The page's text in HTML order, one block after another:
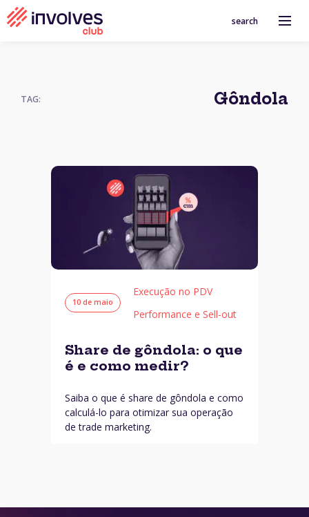
search
TAG: Gôndola
10 de maio
Execução no PDV
Performance e Sell-out
Share de gôndola: o que
é e como medir?
Saiba o que é share de gôndola e como
calculá-lo para otimizar sua operação
de trade marketing.